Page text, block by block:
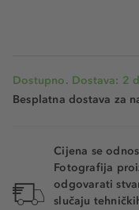
Dostupno. Dostava: 2
Besplatna dostava za
Cijena se
Fotografija
odgovarati
slučaju